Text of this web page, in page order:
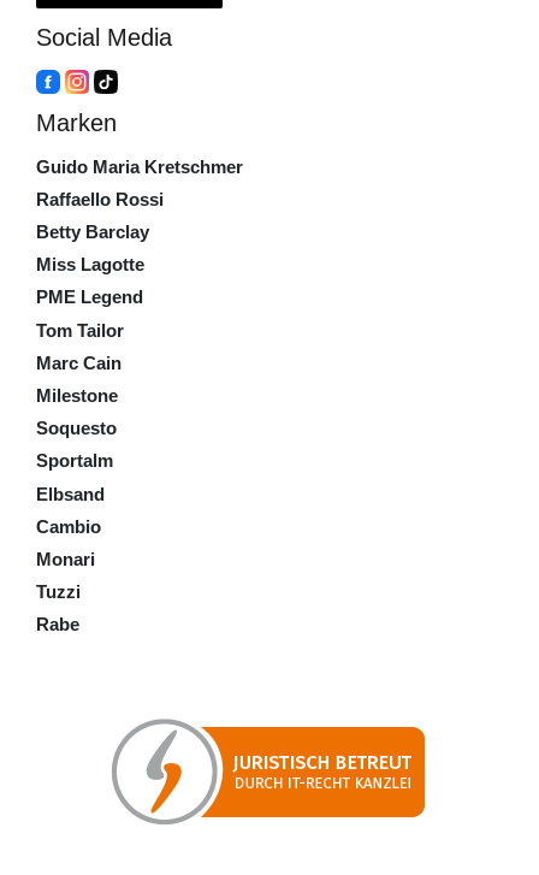
Social Media
Marken
Guido Maria Kretschmer
Raffaello Rossi
Betty Barclay
Miss Lagotte
PME Legend
Tom Tailor
Marc Cain
Milestone
Soquesto
Sportalm
Elbsand
Cambio
Monari
Tuzzi
Rabe